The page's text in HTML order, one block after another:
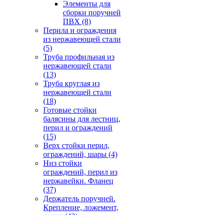
Элементы для
сборки поручней
ПВХ (8)
Перила и ограждения
из нержавеющей стали
(5)
Труба профильная из
нержавеющей стали
(13)
Труба круглая из
нержавеющей стали
(18)
Готовые стойки
балясины для лестниц,
перил и ограждений
(15)
Верх стойки перил,
ограждений, шары (4)
Низ стойки
ограждений, перил из
нержавейки. Фланец
(37)
Держатель поручней.
Крепление, ложемент,